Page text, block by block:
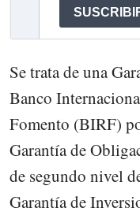
Se trata de una
Banco
Fomento (BIRF)
Garantía de
de segundo nivel
Garantía de